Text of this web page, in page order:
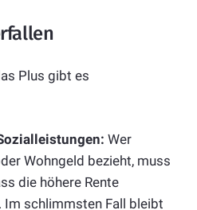
Plus gibt es
Wer
Wohngeld bezieht, muss
die höhere Rente
Im schlimmsten Fall bleibt